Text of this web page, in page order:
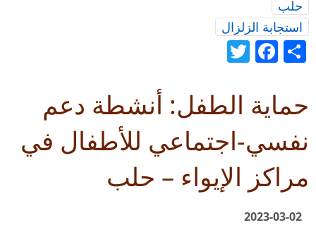
حلب
استجابة الزلزال
Share
Facebook
حماية الطفل: أنشطة دعم
نفسي-اجتماعي للأطفال في
مراكز الإيواء – حلب
2023-03-02